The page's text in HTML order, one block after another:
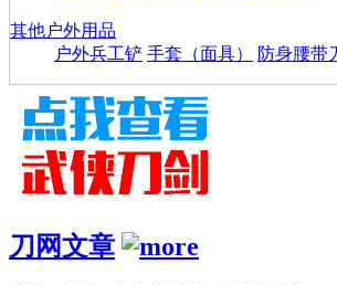
其他户外用品
户外兵工铲 手套（面具） 防身腰带
刀网文章